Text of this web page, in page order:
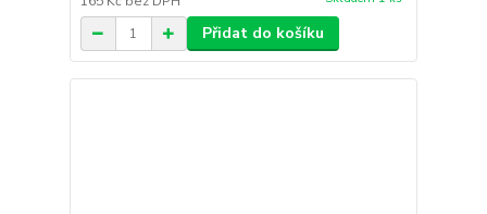
Přidat do košíku